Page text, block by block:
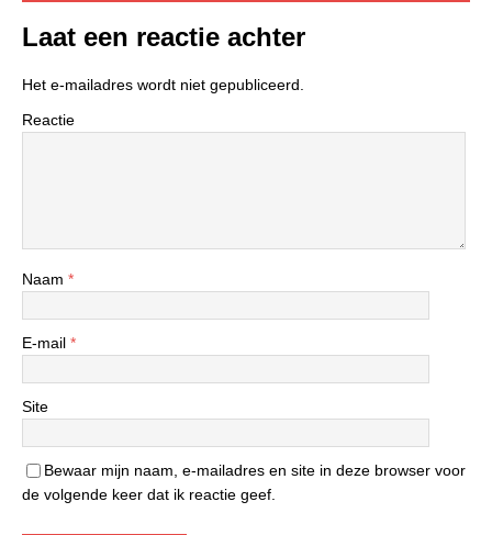
Laat een reactie achter
Het e-mailadres wordt niet gepubliceerd.
Reactie
Naam *
E-mail *
Site
Bewaar mijn naam, e-mailadres en site in deze browser voor
de volgende keer dat ik reactie geef.